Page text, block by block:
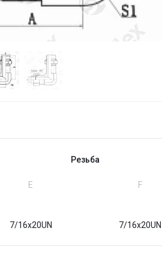
Резьба
Е F
7/16x20UN 7/16x20UN